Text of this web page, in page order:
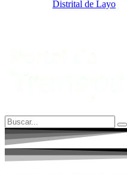
Distrital de Layo